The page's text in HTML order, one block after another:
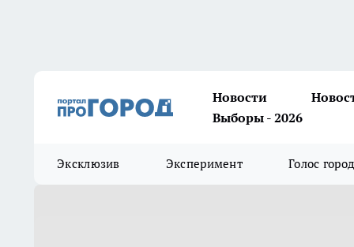
Новости
Выборы - 2026
Эксклюзив Эксперимент Голос